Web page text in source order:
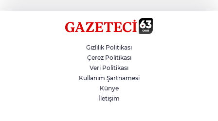
Siverek’te Mahmut Gülel Dönemi
Filistin Konvoyuna Coşkulu Karşılama
Gizlilik Politikası
Çerez Politikası
Veri Politikası
Kullanım Şartnamesi
Künye
İletişim